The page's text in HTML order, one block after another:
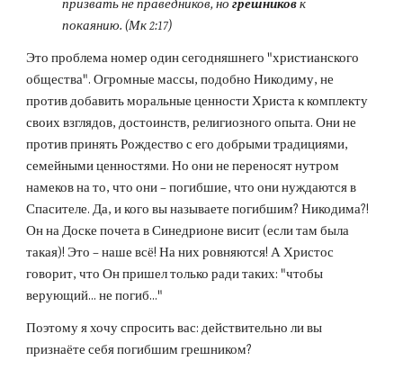
призвать не праведников, но грешников к
покаянию. (Мк 2:17)
Это проблема номер один сегодняшнего "христианского
общества". Огромные массы, подобно Никодиму, не
против добавить моральные ценности Христа к комплекту
своих взглядов, достоинств, религиозного опыта. Они не
против принять Рождество с его добрыми традициями,
семейными ценностями. Но они не переносят нутром
намеков на то, что они – погибшие, что они нуждаются в
Спасителе. Да, и кого вы называете погибшим? Никодима?!
Он на Доске почета в Синедрионе висит (если там была
такая)! Это – наше всё! На них ровняются! А Христос
говорит, что Он пришел только ради таких: "чтобы
верующий... не погиб..."
Поэтому я хочу спросить вас: действительно ли вы
признаёте себя погибшим грешником?